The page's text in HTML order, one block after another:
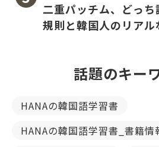
二重パッチム、どっ
規則と韓国人のリアル
話題のキー
HANAの韓国語学習書
HANAの韓国語学習書_書籍情